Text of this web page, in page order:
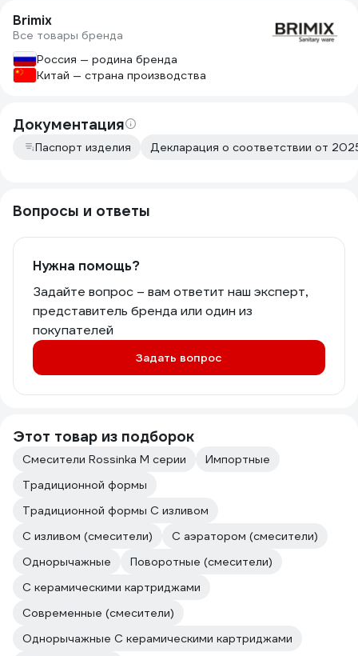
Brimix
Все товары бренда
Россия — родина бренда
Китай — страна производства
Документация
Паспорт изделия Декларация о соответствии от
Вопросы и ответы
Нужна помощь?
Задайте вопрос – вам ответит наш эксперт,
представитель бренда или один из
покупателей
Задать вопрос
Этот товар из подборок
Смесители Rossinka M серии
Импортные
Традиционной формы
Традиционной формы С изливом
С изливом (смесители)
С аэратором (смесители)
Однорычажные
Поворотные (смесители)
С керамическими картриджами
Современные (смесители)
Однорычажные С керамическими картриджами